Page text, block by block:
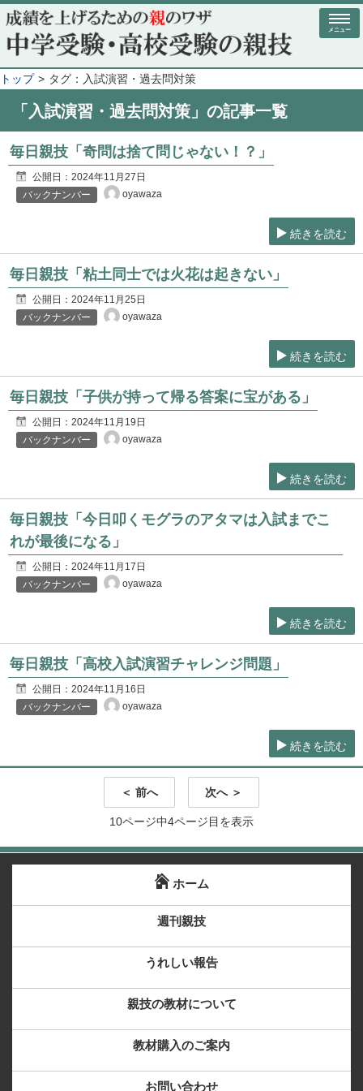
メニュー
トップ タグ：入試演習・過去問対策
「入試演習・過去問対策」の記事一覧
毎日親技「奇問は捨て問じゃない！？」
公開日： 2024年11月27日
バックナンバー
oyawaza
続きを読む
毎日親技「粘土同士では火花は起きない」
公開日： 2024年11月25日
バックナンバー
oyawaza
続きを読む
毎日親技「子供が持って帰る答案に宝がある」
公開日： 2024年11月19日
バックナンバー
oyawaza
続きを読む
毎日親技「今日叩くモグラのアタマは入試までこ
れが最後になる」
公開日： 2024年11月17日
バックナンバー
oyawaza
続きを読む
毎日親技「高校入試演習チャレンジ問題」
公開日： 2024年11月16日
バックナンバー
oyawaza
続きを読む
＜ 前へ 次へ ＞
10ページ中4ページ目を表示
ホーム
週刊親技
うれしい報告
親技の教材について
教材購入のご案内
お問い合わせ